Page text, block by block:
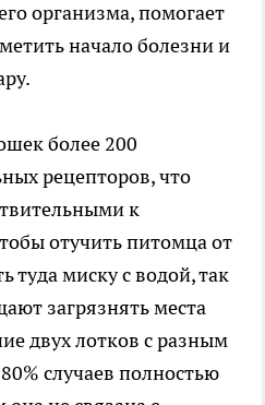
организма, помогает
начало болезни и
более 200
рецепторов, что
к
отучить питомца от
туда миску с водой, так
загрязнять места
двух лотков с разным
случаев полностью